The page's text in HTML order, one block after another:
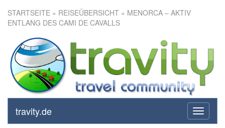
STARTSEITE » REISEÜBERSICHT » MENORCA – AKTIV
ENTLANG DES CAMI DE CAVALLS
toggle
travity.de
Menorca – Aktiv entlang des
Cami de Cavalls